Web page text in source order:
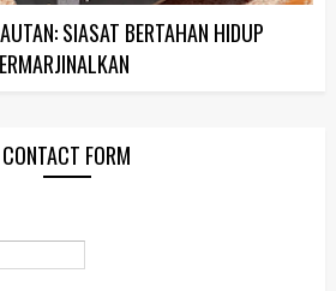
SIASAT BERTAHAN HIDUP
CONTACT FORM